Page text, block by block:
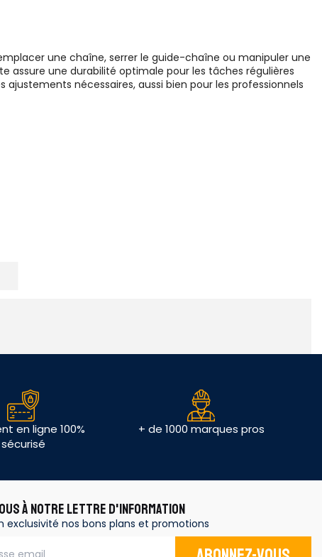
une chaîne, serrer le guide-chaîne ou manipuler une
assure une durabilité optimale pour les tâches régulières
nécessaires, aussi bien pour les professionnels
en ligne 100%
sécurisé
+ de 1000 marques pros
À NOTRE LETTRE D'INFORMATION
exclusivité nos bons plans et promotions